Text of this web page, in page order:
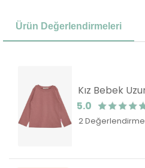
Ürün Değerlendirmeleri
5.0
2 Değerlendirme